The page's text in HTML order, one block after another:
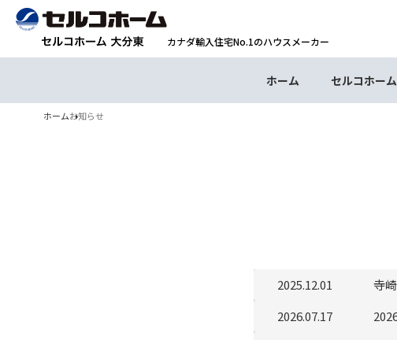
カナダ輸入住宅No.1のハウスメーカー
ホーム セルコホー
ホームお知らせ
2025.12.01
寺
2026.07.17